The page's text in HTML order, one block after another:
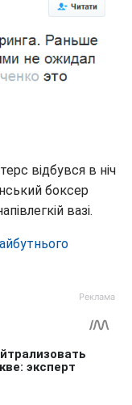
відбувся в ніч
боксер
вазі.